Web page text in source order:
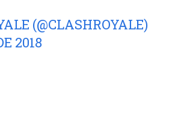
(@CLASHROYALE)
2018